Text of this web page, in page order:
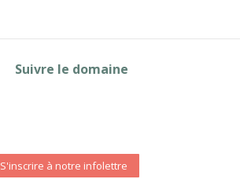
Suivre le domaine
S'inscrire à notre infolettre